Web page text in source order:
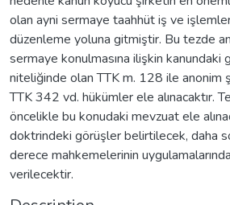
olan ayni sermaye taahhüt iş ve
düzenleme yoluna gitmiştir. Bu tezde
sermaye konulmasına ilişkin kanundaki
niteliğinde olan TTK m. 128 ile anonim
TTK 342 vd. hükümler ele alınacaktır.
öncelikle bu konudaki mevzuat ele
doktrindeki görüşler belirtilecek, daha
derece mahkemelerinin
verilecektir.